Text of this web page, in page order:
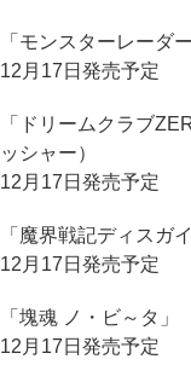
「モンスターレーダ
12月17日発売予定
「ドリームクラブ
ッシャー）
12月17日発売予定
「魔界戦記ディスガ
12月17日発売予定
「塊魂 ノ・ビ～タ」
12月17日発売予定